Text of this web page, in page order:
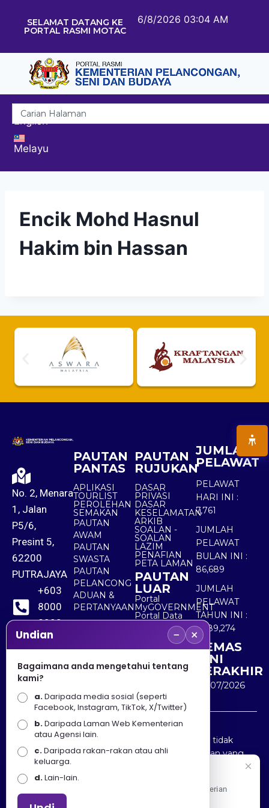
SELAMAT DATANG KE
PORTAL RASMI MOTAC
6/8/2026 03:04 AM
English
Melayu
Encik Mohd Hasnul
Hakim bin Hassan
No. 2, Menara
1, Jalan
P5/6,
Presint 5,
62200
PUTRAJAYA
+603
8000
8000
+603
8891
7100
PAUTAN
PANTAS
APLIKASI
TOURLIST
PEROLEHAN
SEMAKAN
PAUTAN
AWAM
PAUTAN
SWASTA
PAUTAN
PELANCONG
ADUAN &
PERTANYAAN
PAUTAN
RUJUKAN
DASAR
PRIVASI
DASAR
KESELAMATAN
ARKIB
SOALAN -
SOALAN
LAZIM
PENAFIAN
PETA LAMAN
PAUTAN
LUAR
Portal
MyGOVERNMENT
Portal Data
Terbuka
Sektor Awam
JUMLAH
PELAWAT
PELAWAT
HARI INI :
7,761
JUMLAH
PELAWAT
BULAN INI :
86,689
JUMLAH
PELAWAT
TAHUN INI :
5,489,274
KEMAS
KINI
TERAKHIR
30/07/2026
Penafian : Kerajaan Malaysia dan Kementerian
Pelancongan Seni dan Budaya (MOTAC) adalah tidak
bertanggungjawab atas kehilangan atau kerugian yang
disebabkan oleh penggunaan mana-mana maklumat
yang diperolehi dari portal ini.
Undian − ×
Bagaimana anda mengetahui tentang
kami?
a.Daripada media sosial (seperti
Facebook, Instagram, TikTok, X/Twitter)
b.Daripada Laman Web Kementerian
atau Agensi lain.
c.Daripada rakan-rakan atau ahli
keluarga.
d.Lain-lain.
Apa Khabar! Selamat datang ke Portal Rasmi Kementerian
Pelancongan, Seni dan Budaya